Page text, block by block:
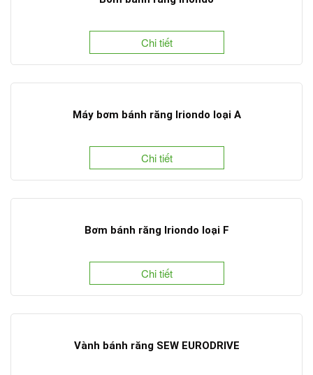
Chi tiết
Máy bơm bánh răng Iriondo loại A
Chi tiết
Bơm bánh răng Iriondo loại F
Chi tiết
Vành bánh răng SEW EURODRIVE